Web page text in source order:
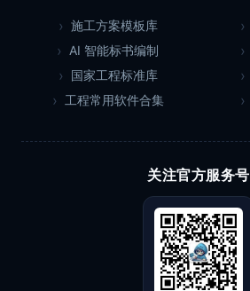
施工方案模板库
AI 智能标书编制
国家工程标准库
工程常用软件合集
关注官方服务号